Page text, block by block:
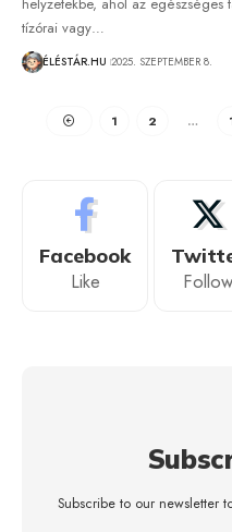
tízórai vagy…
ÉLÉSTÁR.HU 2025. SZEPTEMBER 8.
1 2 …
Facebook
Like Follow
Subscribe to our newsletter